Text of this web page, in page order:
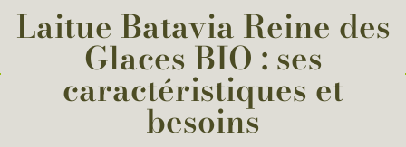
Laitue Batavia Reine des
Glaces BIO : ses
caractéristiques et
besoins